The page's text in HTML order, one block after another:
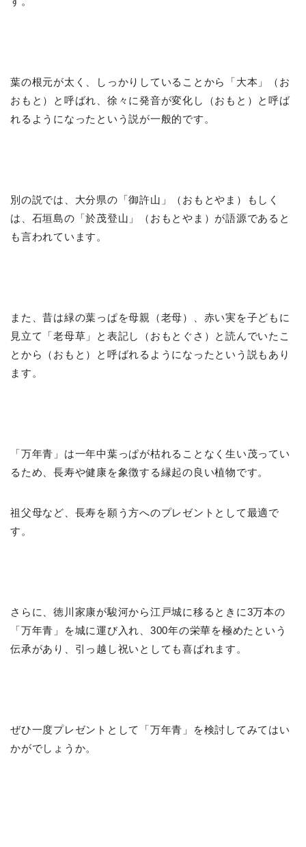
葉の根元が太く、しっかりしていることから「大本」（お
おもと）と呼ばれ、徐々に発音が変化し（おもと）と呼ば
れるようになったという説が一般的です。
別の説では、大分県の「御許山」（おもとやま）もしく
は、石垣島の「於茂登山」（おもとやま）が語源であると
も言われています。
また、昔は緑の葉っぱを母親（老母）、赤い実を子どもに
見立て「老母草」と表記し（おもとぐさ）と読んでいたこ
とから（おもと）と呼ばれるようになったという説もあり
ます。
「万年青」は一年中葉っぱが枯れることなく生い茂ってい
るため、長寿や健康を象徴する縁起の良い植物です。
祖父母など、長寿を願う方へのプレゼントとして最適で
す。
さらに、徳川家康が駿河から江戸城に移るときに3万本の
「万年青」を城に運び入れ、300年の栄華を極めたという
伝承があり、引っ越し祝いとしても喜ばれます。
ぜひ一度プレゼントとして「万年青」を検討してみてはい
かがでしょうか。